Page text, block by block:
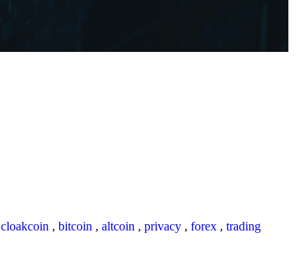
cloakcoin , bitcoin , altcoin , privacy , forex , trading